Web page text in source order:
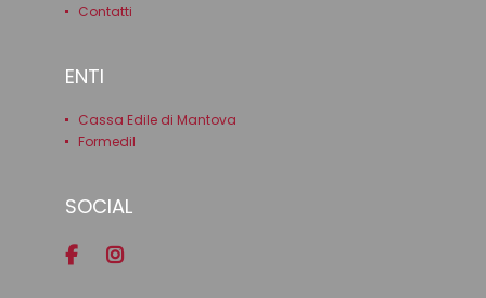
Contatti
ENTI
Cassa Edile di Mantova
Formedil
SOCIAL